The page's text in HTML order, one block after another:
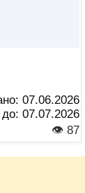
07.06.2026
07.07.2026
👁 87